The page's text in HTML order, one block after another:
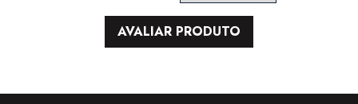
AVALIAR PRODUTO